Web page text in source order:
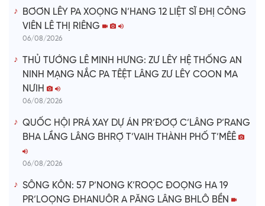
BƠƠN LÊY PA XOỌNG N’HANG 12 LIỆT SĨ ĐHỊ CÔNG
VIÊN LÊ THỊ RIÊNG
06/08/2026
THỦ TƯỚNG LÊ MINH HƯNG: ZƯ LÊY HỆ THỐNG AN
NINH MẠNG NẮC PA TÊỆT LÂNG ZƯ LÊY COON MA
NƯIH
06/08/2026
QUỐC HỘI PRÁ XAY DỰ ÁN PR’ĐƠỢ C’LÂNG P’RANG
BHA LẦNG LÂNG BHRỢ T’VAIH THÀNH PHỐ T’MÊÊ
06/08/2026
SÔNG KÔN: 57 P’NONG K’ROỌC ĐOỌNG HA 19
PR’LOỌNG ĐHANUÔR A PĂNG LÂNG BHLÔ BỀN